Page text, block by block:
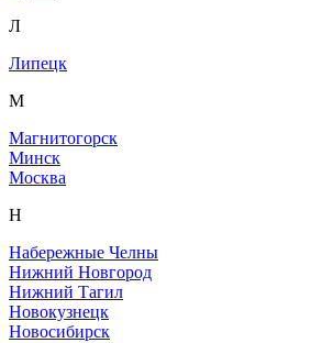
Л
Липецк
М
Магнитогорск
Минск
Москва
Н
Набережные Челны
Нижний Новгород
Нижний Тагил
Новокузнецк
Новосибирск